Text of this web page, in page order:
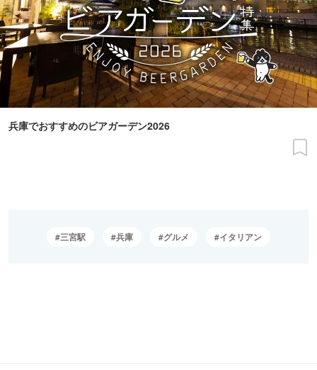
兵庫でおすすめのビアガーデン2026
三宮駅 兵庫 グルメ イタリアン